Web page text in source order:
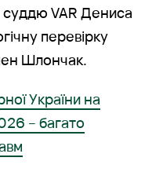
VAR Дениса
перевірку
Шлончак.
України на
– багато